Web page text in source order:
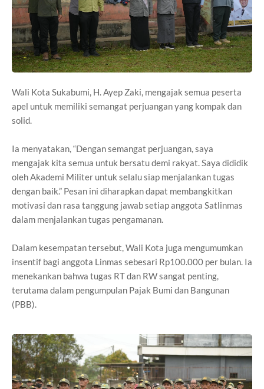
Wali Kota Sukabumi, H. Ayep Zaki, mengajak semua peserta
apel untuk memiliki semangat perjuangan yang kompak dan
solid.
Ia menyatakan, “Dengan semangat perjuangan, saya
mengajak kita semua untuk bersatu demi rakyat. Saya dididik
oleh Akademi Militer untuk selalu siap menjalankan tugas
dengan baik.” Pesan ini diharapkan dapat membangkitkan
motivasi dan rasa tanggung jawab setiap anggota Satlinmas
dalam menjalankan tugas pengamanan.
Dalam kesempatan tersebut, Wali Kota juga mengumumkan
insentif bagi anggota Linmas sebesari Rp100.000 per bulan. Ia
menekankan bahwa tugas RT dan RW sangat penting,
terutama dalam pengumpulan Pajak Bumi dan Bangunan
(PBB).